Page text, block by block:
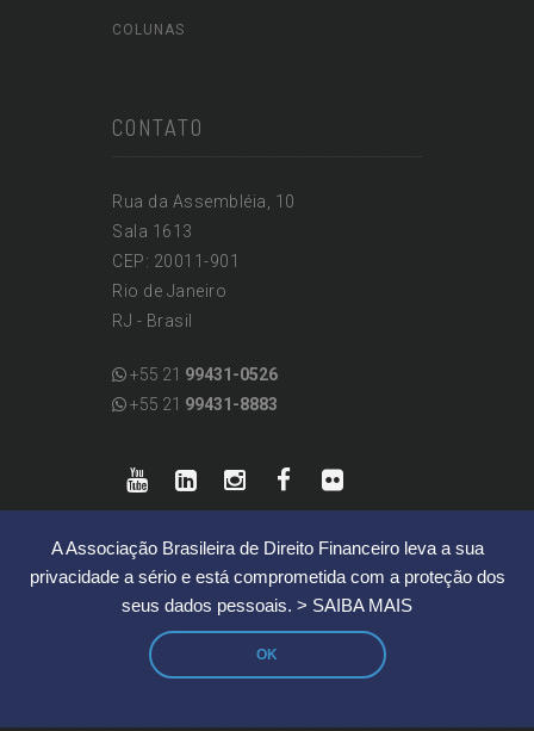
A Associação Brasileira de Direito Financeiro leva a sua
privacidade a sério e está comprometida com a proteção dos
seus dados pessoais. > SAIBA MAIS
OK
COLUNAS
CONTATO
Rua da Assembléia, 10
Sala 1613
CEP: 20011-901
Rio de Janeiro
RJ - Brasil
+55 21 99431-0526
+55 21 99431-8883
REGRAS DE PROTEÇÃO DE DADOS PESSOAIS